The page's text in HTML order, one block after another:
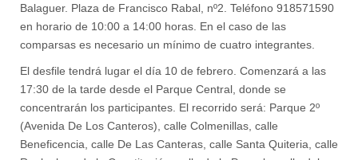
Balaguer. Plaza de Francisco Rabal, nº2. Teléfono 918571590
en horario de 10:00 a 14:00 horas. En el caso de las
comparsas es necesario un mínimo de cuatro integrantes.
El desfile tendrá lugar el día 10 de febrero. Comenzará a las
17:30 de la tarde desde el Parque Central, donde se
concentrarán los participantes. El recorrido será: Parque 2º
(Avenida De Los Canteros), calle Colmenillas, calle
Beneficencia, calle De Las Canteras, calle Santa Quiteria, calle